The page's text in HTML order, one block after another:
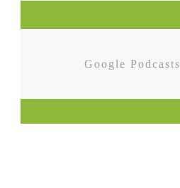
Google Podcasts